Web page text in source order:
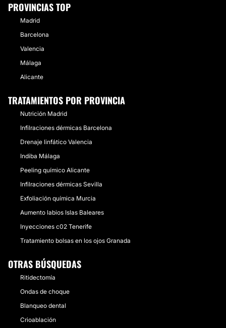
PROVINCIAS TOP
Madrid
Barcelona
Valencia
Málaga
Alicante
TRATAMIENTOS POR PROVINCIA
Nutrición Madrid
Infilraciones dérmicas Barcelona
Drenaje linfático Valencia
Indiba Málaga
Peeling químico Alicante
Infilraciones dérmicas Sevilla
Exfoliación química Murcia
Aumento labios Islas Baleares
Inyecciones c02 Tenerife
Tratamiento bolsas en los ojos Granada
OTRAS BÚSQUEDAS
Ritidectomía
Ondas de choque
Blanqueo dental
Crioablación